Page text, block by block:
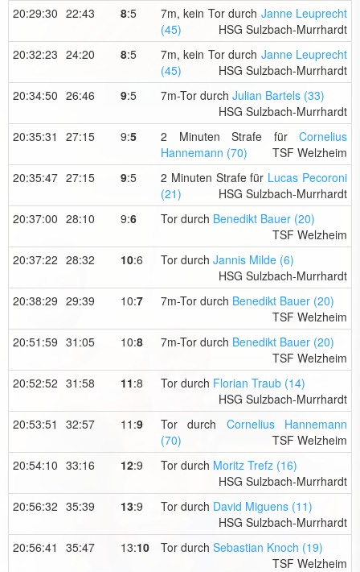
20:29:30 22:43 8:5 7m, kein Tor durch Janne Leuprecht
(45)
HSG Sulzbach-Murrhardt
20:32:23 24:20 8:5 7m, kein Tor durch Janne Leuprecht
(45)
HSG Sulzbach-Murrhardt
20:34:50 26:46 9:5 7m-Tor durch Julian Bartels (33)
HSG Sulzbach-Murrhardt
20:35:31
27:15 9:5 2 Minuten Strafe für Cornelius
Hannemann (70)
TSF Welzheim
20:35:47 27:15 9:5 2 Minuten Strafe für Lucas Pecoroni
(21)
HSG Sulzbach-Murrhardt
20:37:00 28:10 9:6 Tor durch Benedikt Bauer (20)
TSF Welzheim
20:37:22 28:32 10:6 Tor durch Jannis Milde (6)
HSG Sulzbach-Murrhardt
20:38:29 29:39 10:7 7m-Tor durch Benedikt Bauer (20)
TSF Welzheim
20:51:59 31:05 10:8 7m-Tor durch Benedikt Bauer (20)
TSF Welzheim
20:52:52 31:58 11:8 Tor durch Florian Traub (14)
HSG Sulzbach-Murrhardt
20:53:51
32:57 11:9 Tor durch Cornelius Hannemann
(70)
TSF Welzheim
20:54:10 33:16 12:9 Tor durch Moritz Trefz (16)
HSG Sulzbach-Murrhardt
20:56:32 35:39 13:9 Tor durch David Miguens (11)
HSG Sulzbach-Murrhardt
20:56:41
35:47 13:10 Tor durch Sebastian Knoch (19)
TSF Welzheim